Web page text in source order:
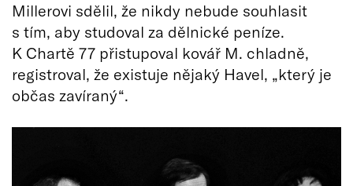
Millerovi sdělil, že nikdy nebude souhlasit
s tím, aby studoval za dělnické peníze.
K Chartě 77 přistupoval kovář M. chladně,
registroval, že existuje nějaký Havel, „který je
občas zavíraný“.